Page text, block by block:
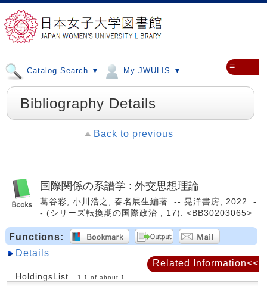
Catalog Search ▼ My JWULIS ▼ ≡
Bibliography Details
Back to previous
国際関係の系譜学 : 外交思想理論
葛谷彩, 小川浩之, 春名展生編著. -- 晃洋書房, 2022. -
- (シリーズ転換期の国際政治 ; 17). <BB30203065>
Functions:
Details
HoldingsList 1 -1 of about 1
Related Information<<